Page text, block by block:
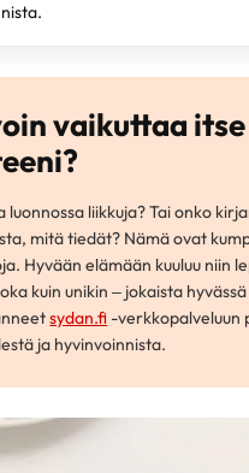
vaikuttaa
luonnossa liikkuja? Tai onko
mitä tiedät? Nämä ovat
Hyvään elämään kuuluu niin
kuin unikin – jokaista
sydan.fi -verkkopalveluun
ja hyvinvoinnista.